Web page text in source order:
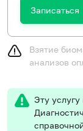
Записаться
Взятие
анализов
Эту услугу